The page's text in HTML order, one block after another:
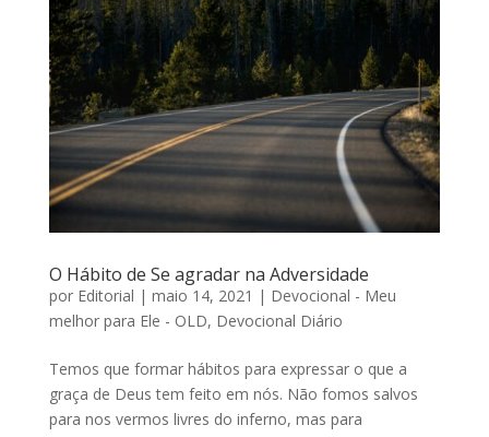
O Hábito de Se agradar na Adversidade
por Editorial | maio 14, 2021 | Devocional - Meu
melhor para Ele - OLD, Devocional Diário
Temos que formar hábitos para expressar o que a
graça de Deus tem feito em nós. Não fomos salvos
para nos vermos livres do inferno, mas para